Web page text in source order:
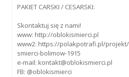
PAKIET CARSKI / CESARSKI:
Skontaktuj się z nami!
www: http://oblokismierci.pl
www2: https://polakpotrafi.pl/
smierci-bolimow-1915
e-mail: kontakt@oblokismierci.pl
FB: @oblokismierci